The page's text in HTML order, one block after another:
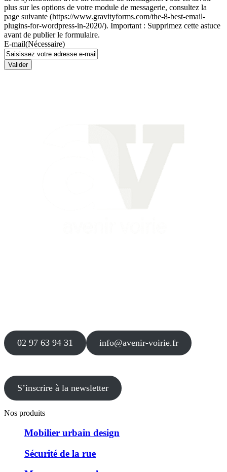
plus sur les options de votre module de messagerie, consultez la
page suivante (https://www.gravityforms.com/the-8-best-email-
plugins-for-wordpress-in-2020/). Important : Supprimez cette astuce
avant de publier le formulaire.
E-mail(Nécessaire)
Valider
02 97 63 94 31 info@avenir-voirie.fr
S’inscrire à la newsletter
Nos produits
Mobilier urbain design
Sécurité de la rue